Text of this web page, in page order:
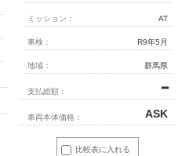
比較表に入れる
ミッション： AT
車検： R9年5月
地域： 群馬県
支払総額： ━
車両本体価格： ASK